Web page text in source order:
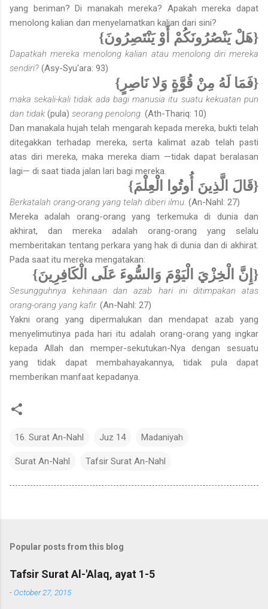
yang beriman? Di manakah mereka? Apakah mereka dapat
menolong kalian dan menye­lamatkan kalian dari sini?
{هَلْ يَنْصُرُونَكُمْ أَوْ يَنْتَصِرُونَ}
Dapatkah mereka menolong kalian atau menolong diri mereka
sendiri? (Asy-Syu'ara: 93)
{فَمَا لَهُ مِنْ قُوَّةٍ وَلا نَاصِرٍ}
maka sekali-kali tidak ada bagi manusia itu suatu kekuatan pun
dan tidak (pula) seorang penolong. (Ath-Thariq: 10)
Dan manakala hujah telah mengarah kepada mereka, bukti telah
ditegak­kan terhadap mereka, serta kalimat azab telah pasti
atas diri mereka, maka mereka diam —tidak dapat beralasan
lagi— di saat tiada jalan lari bagi mereka.
{قَالَ الَّذِينَ أُوتُوا الْعِلْمَ}
Berkatalah orang-orang yang telah diberi ilmu. (An-Nahl: 27)
Mereka adalah orang-orang yang terkemuka di dunia dan
akhirat, dan mereka adalah orang-orang yang selalu
memberitakan tentang perkara yang hak di dunia dan di akhirat.
Pada saat itu mereka mengatakan:
{إِنَّ الْخِزْيَ الْيَوْمَ وَالسُّوءَ عَلَى الْكَافِرِينَ}
Sesungguhnya kehinaan dan azab hari ini ditimpakan atas
orang-orang yang kafir. (An-Nahl: 27)
Yakni orang yang dipermalukan dan mendapat azab yang
menyelimutinya pada hari itu adalah orang-orang yang ingkar
kepada Allah dan memper-sekutukan-Nya dengan sesuatu
yang tidak dapat membahayakannya, tidak pula dapat
memberikan manfaat kepadanya.
16. Surat An-Nahl Juz 14 Madaniyah
Surat An-Nahl Tafsir Surat An-Nahl
Popular posts from this blog
Tafsir Surat Al-'Alaq, ayat 1-5
-October 27, 2015